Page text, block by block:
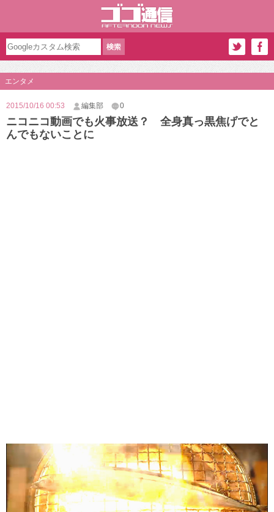
エンタメ
2015/10/16 00:53 編集部 0
ニコニコ動画でも火事放送？ 全身真っ黒焦げでと
んでもないことに